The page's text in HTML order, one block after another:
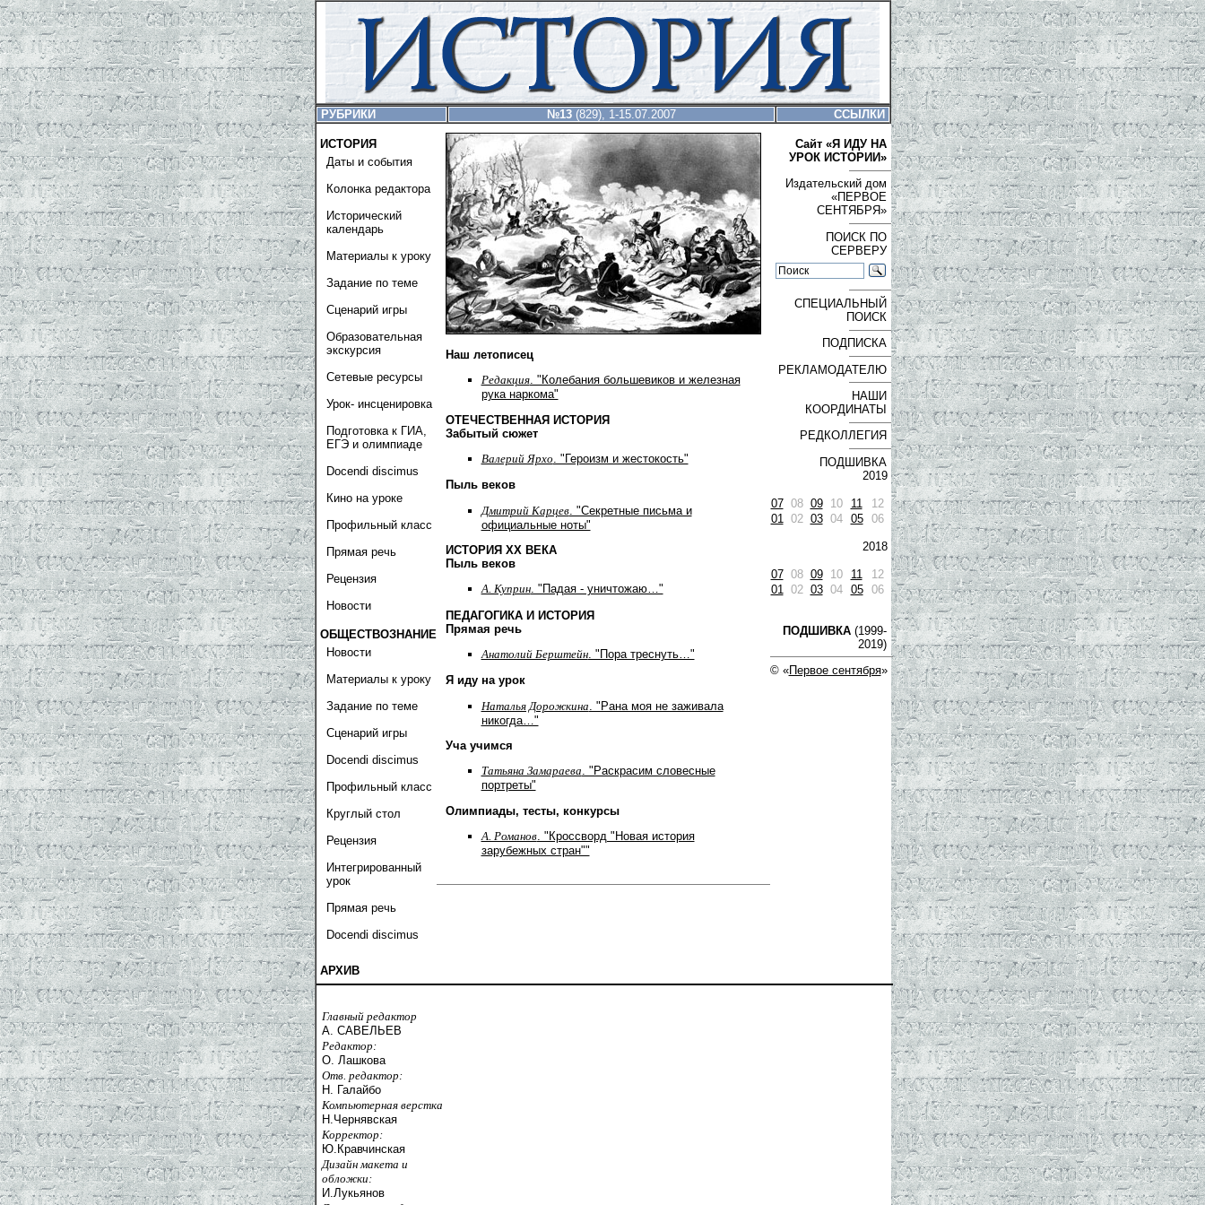
РУБРИКИ №13(829), 1-15.07.2007 ССЫЛКИ
ИСТОРИЯ
Даты и события
Колонка редактора
Исторический
календарь
Материалы к уроку
Задание по теме
Сценарий игры
Образовательная
экскурсия
Сетевые ресурсы
Урок- инсценировка
Подготовка к ГИА,
ЕГЭ и олимпиаде
Docendi discimus
Кино на уроке
Профильный класс
Прямая речь
Рецензия
Новости
ОБЩЕСТВОЗНАНИЕ
Новости
Материалы к уроку
Задание по теме
Сценарий игры
Docendi discimus
Профильный класс
Круглый стол
Рецензия
Интегрированный
урок
Прямая речь
Docendi discimus
АРХИВ
Наш летописец
Редакция. "Колебания большевиков и железная
рука наркома"
ОТЕЧЕСТВЕННАЯ ИСТОРИЯ
Забытый сюжет
Валерий Ярхо . "Героизм и жестокость"
Пыль веков
Дмитрий Карцев. "Cекретные письма и
официальные ноты"
ИСТОРИЯ ХХ ВЕКА
Пыль веков
А. Куприн. "Падая - уничтожаю…"
ПЕДАГОГИКА И ИСТОРИЯ
Прямая речь
Анатолий Берштейн. "Пора треснуть…"
Я иду на урок
Наталья Дорожкина . "Рана моя не заживала
никогда…"
Уча учимся
Татьяна Замараева. "Раскрасим словесные
портреты"
Олимпиады, тесты, конкурсы
А. Романов. "Кроссворд "Новая история
зарубежных стран""
Сайт «Я ИДУ НА
УРОК ИСТОРИИ»
Издательский дом
«ПЕРВОЕ
СЕНТЯБРЯ»
ПОИСК ПО
СЕРВЕРУ
СПЕЦИАЛЬНЫЙ
ПОИСК
ПОДПИСКА
РЕКЛАМОДАТЕЛЮ
НАШИ
КООРДИНАТЫ
РЕДКОЛЛЕГИЯ
ПОДШИВКА
2019
07 08 09 10 11
12
01
02 03 04 05 06
2018
07 08 09 10 11
12
01
02 03 04 05 06
ПОДШИВКА(1999-
2019)
© «Первое сентября»
Главный редактор
А. САВЕЛЬЕВ
Редактор:
О. Лашкова
Отв. редактор:
Н. Галайбо
Компьютерная верстка
Н.Чернявская
Корректор:
Ю.Кравчинская
Дизайн макета и
обложки:
И.Лукьянов